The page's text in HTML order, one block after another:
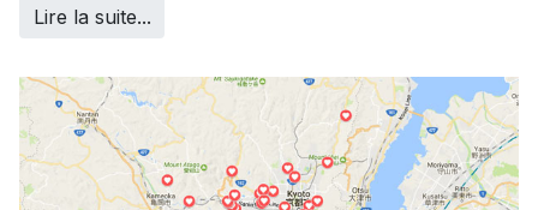
Lire la suite...